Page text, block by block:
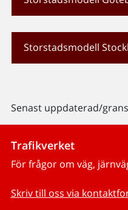
Storstadsmodell
Senast uppdaterad/
Trafikverket
För frågor om väg,
Skriv till oss via